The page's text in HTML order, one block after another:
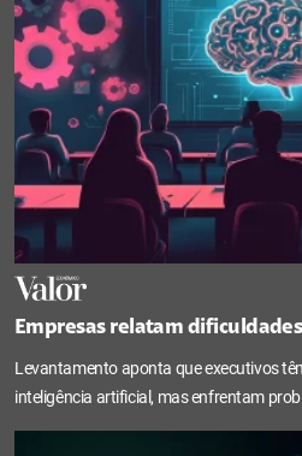
Empresas relatam
Levantamento aponta que executivos
inteligência artificial, mas enfrentam